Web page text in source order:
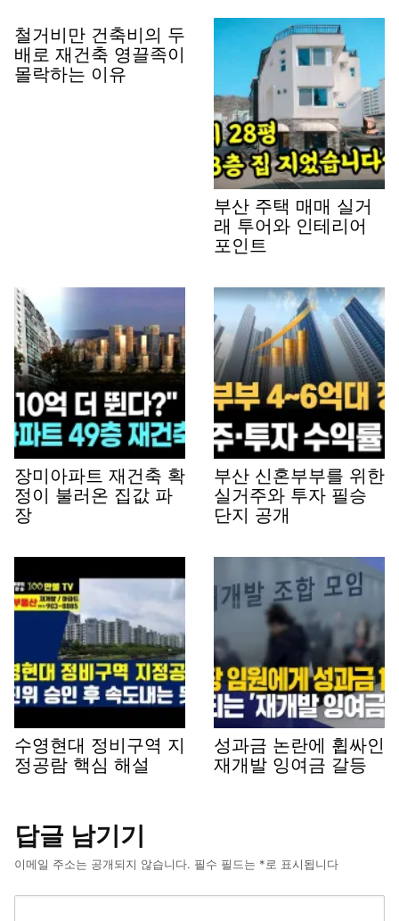
철거비만 건축비의 두
배로 재건축 영끌족이
몰락하는 이유
부산 주택 매매 실거
래 투어와 인테리어
포인트
장미아파트 재건축 확
정이 불러온 집값 파
장
부산 신혼부부를 위한
실거주와 투자 필승
단지 공개
수영현대 정비구역 지
정공람 핵심 해설
성과금 논란에 휩싸인
재개발 잉여금 갈등
답글 남기기
이메일 주소는 공개되지 않습니다. 필수 필드는 *로 표시됩니다